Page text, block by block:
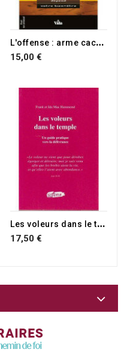
L
'offense : arme cachée de Satan
15,00 €
L
es voleurs dans le temple
17,50 €